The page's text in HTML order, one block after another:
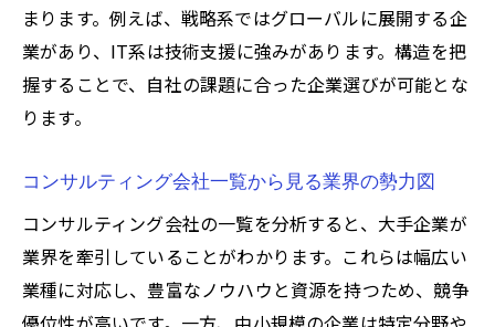
ト
経営コンサル企業の選び方と比較時の着眼
点
経営コンサルサービス内容とサポート体制
を比較
大手と中小経営コンサルの違いを徹底チェ
ック
まります。例えば、戦略系ではグローバルに展開する企
業があり、IT系は技術支援に強みがあります。構造を把
握することで、自社の課題に合った企業選びが可能とな
ります。
コンサルティング会社一覧から見る業界の勢力図
コンサルティング会社の一覧を分析すると、大手企業が
業界を牽引していることがわかります。これらは幅広い
業種に対応し、豊富なノウハウと資源を持つため、競争